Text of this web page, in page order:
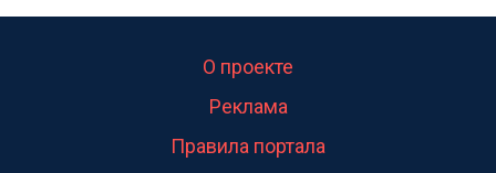
О проекте
Реклама
Правила портала